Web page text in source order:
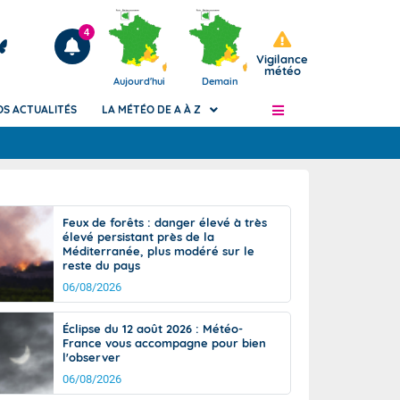
Articles
4
Aujourd'hui Demain
Vigilance
météo
de
Phénomènes dangereux de J+2 à J+7
Avertissement pluies intenses à l'échelle
des communes (Apic)
Bulletins Marine
d'avalanche
Météo des forêts
Vigicrues
ACTUALITÉS LA MÉTÉO DE A À Z
Feux de forêts : danger élevé à très
élevé persistant près de la
Méditerranée, plus modéré sur le
reste du pays
06/08/2026
Éclipse du 12 août 2026 : Météo-
France vous accompagne pour bien
l'observer
06/08/2026